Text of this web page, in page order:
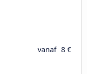
vanaf 8 €